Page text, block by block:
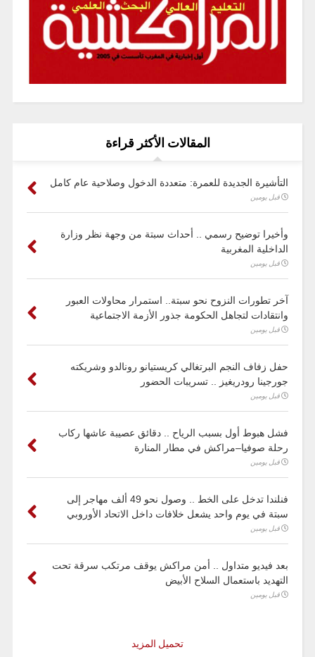
المقالات الأكثر قراءة
التأشيرة الجديدة للعمرة: متعددة الدخول وصلاحية عام كامل
قبل يومين
وأخيرا توضيح رسمي .. أحداث سبتة من وجهة نظر وزارة
الداخلية المغربية
قبل يومين
آخر تطورات النزوح نحو سبتة.. استمرار محاولات العبور
وانتقادات لتجاهل الحكومة جذور الأزمة الاجتماعية
قبل يومين
حفل زفاف النجم البرتغالي كريستيانو رونالدو وشريكته
جورجينا رودريغيز .. تسريبات الحضور
قبل يومين
فشل هبوط أول بسبب الرياح .. دقائق عصيبة عاشها ركاب
رحلة صوفيا–مراكش في مطار المنارة
قبل يومين
فنلندا تدخل على الخط .. وصول نحو 49 ألف مهاجر إلى
سبتة في يوم واحد يشعل خلافات داخل الاتحاد الأوروبي
قبل يومين
بعد فيديو متداول .. أمن مراكش يوقف مرتكب سرقة تحت
التهديد باستعمال السلاح الأبيض
قبل يومين
تحميل المزيد